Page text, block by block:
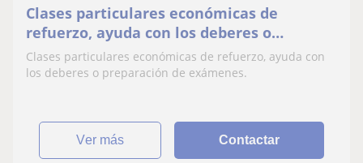
Clases particulares económicas de
refuerzo, ayuda con los deberes o
preparación de exámenes
Clases particulares económicas de refuerzo, ayuda con
los deberes o preparación de exámenes.
ver más Contactar